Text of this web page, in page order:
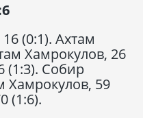
(0:1). Ахтам
Хамрокулов, 26
(1:3). Собир
Хамрокулов, 59
(1:6).